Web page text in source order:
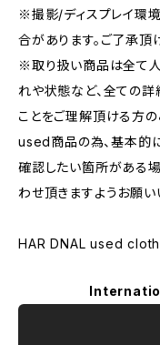
※撮影/ディスプレイ環
合があります。ご了承頂
※取り扱い商品は全て人
れや状態など、全ての
ことをご理解頂ける方の
used商品の為、基本的
確認したい箇所がある
わせ頂きますようお願い
HAR DNAL used